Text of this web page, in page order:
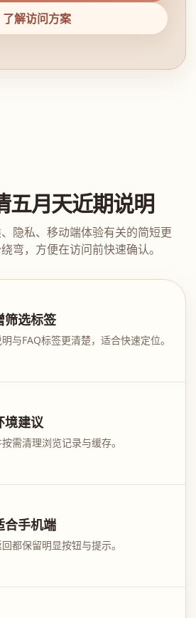
了解访问方案
五月天近期说明
隐私、移动端体验有关的简短更
弯，方便在访问前快速确认。
筛选标签
与FAQ标签更清楚，适合快速定位。
境建议
需清理浏览记录与缓存。
合手机端
都保留明显按钮与提示。